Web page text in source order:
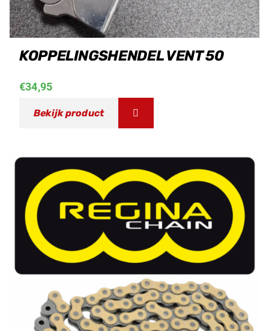
KOPPELINGSHENDEL VENT 50
€34,95
Bekijk product